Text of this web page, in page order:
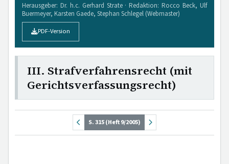
Herausgeber: Dr. h.c. Gerhard Strate · Redaktion: Rocco Beck, Ulf
Buermeyer, Karsten Gaede, Stephan Schlegel (Webmaster)
PDF-Version
III. Strafverfahrensrecht (mit
Gerichtsverfassungsrecht)
S. 315 (Heft 9/2005)